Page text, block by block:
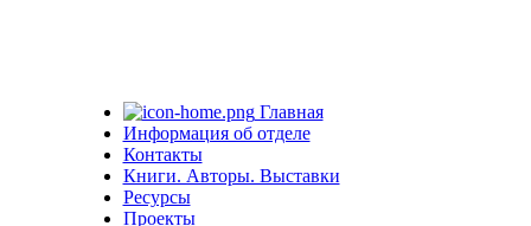
Главная
Информация об отделе
Контакты
Книги. Авторы. Выставки
Ресурсы
Проекты